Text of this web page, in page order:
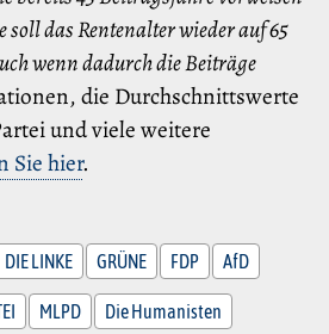
das Rentenalter wieder auf 65
wenn dadurch die Beiträge
die Durchschnittswerte
und viele weitere
Sie hier.
DIE LINKE GRÜNE FDP AfD
MLPD Die Humanisten